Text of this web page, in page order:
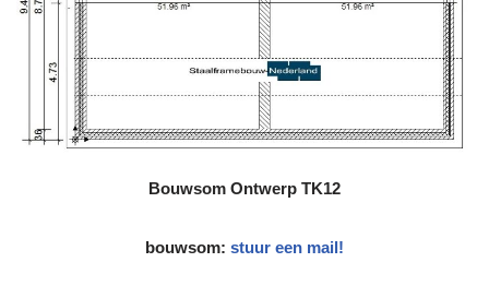
Bouwsom Ontwerp TK12
bouwsom: stuur een mail!